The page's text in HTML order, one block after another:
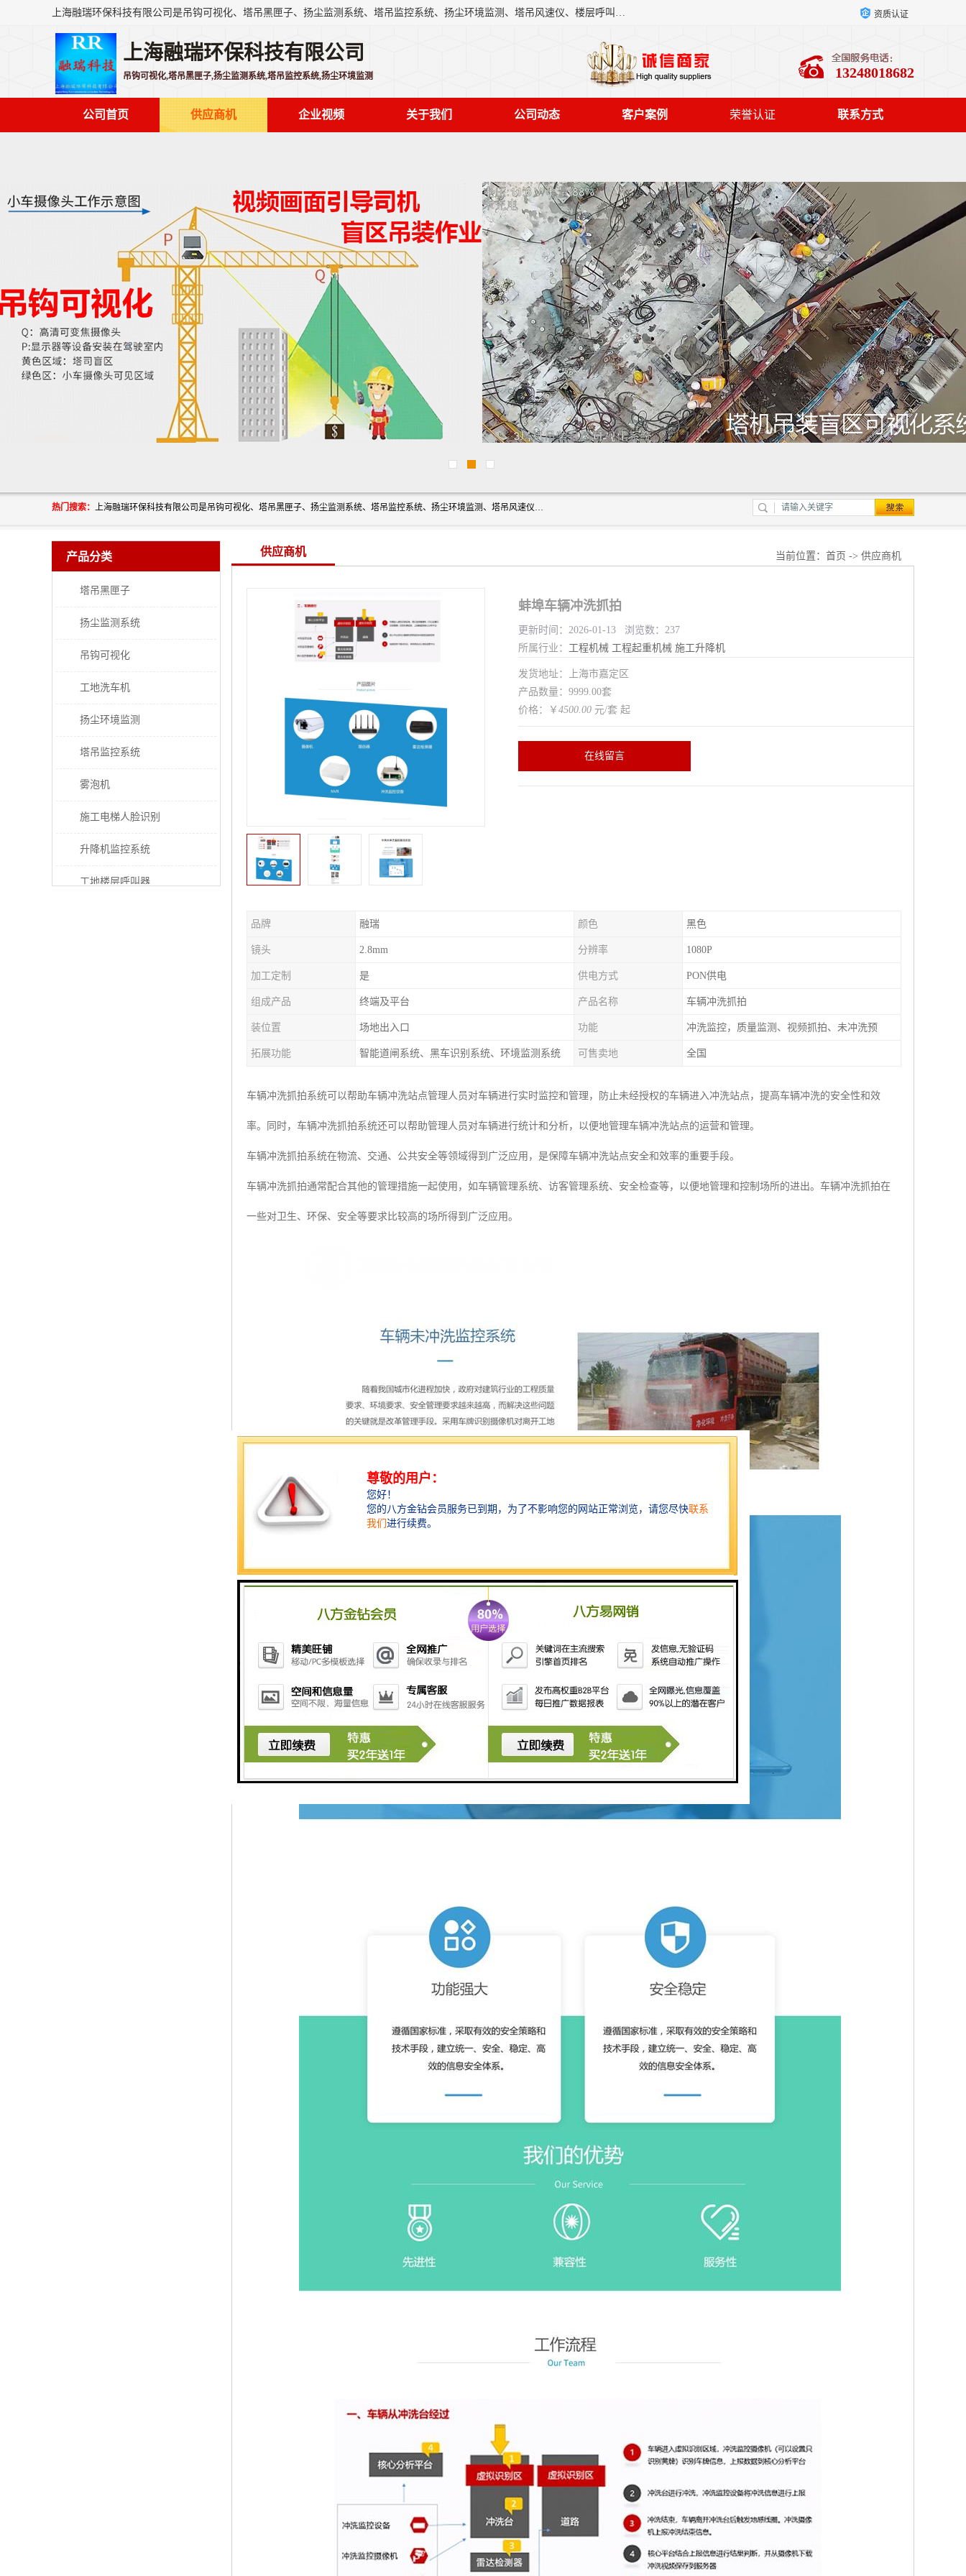
上海融瑞环保科技有限公司是吊钩可视化、塔吊黑匣子、扬尘监测系统、塔吊监控系统、扬尘环境监测、塔吊风速仪、楼层呼叫器、主令控制器、人脸识别、风速仪等一系列环保设备的研发生产销售为一体的专业化公司。 资质认证
上海融瑞环保科技有限公司
吊钩可视化,塔吊黑匣子,扬尘监测系统,塔吊监控系统,扬尘环境监测 13248018682
公司首页 供应商机 企业视频 关于我们 公司动态 客户案例 荣誉认证 联系方式
热门搜索： 上海融瑞环保科技有限公司是吊钩可视化、塔吊黑匣子、扬尘监测系统、塔吊监控系统、扬尘环境监测、塔吊风速仪、楼层呼叫器、主令控制器、人脸识别、风速仪等一系列环保设备的研发生产销售为一体的专业化公司。
产品分类
塔吊黑匣子
扬尘监测系统
吊钩可视化
工地洗车机
扬尘环境监测
塔吊监控系统
雾泡机
施工电梯人脸识别
升降机监控系统
工地楼层呼叫器
供应商机 当前位置： 首页 -> 供应商机
蚌埠车辆冲洗抓拍
更新时间：2026-01-13 浏览数：237
所属行业： 工程机械 工程起重机械 施工升降机
发货地址：上海市嘉定区
产品数量：9999.00套
价格：￥ 4500.00 元/套 起
在线留言
品牌 融瑞 颜色 黑色
镜头 2.8mm 分辨率 1080P
加工定制 是 供电方式 PON供电
组成产品 终端及平台 产品名称 车辆冲洗抓拍
装位置 场地出入口 功能 冲洗监控，质量监测、视频抓拍、未冲洗预
拓展功能 智能道闸系统、黑车识别系统、环境监测系统 可售卖地 全国
车辆冲洗抓拍系统可以帮助车辆冲洗站点管理人员对车辆进行实时监控和管理，防止未经授权的车辆进入冲洗站点，提高车辆冲洗的安全性和效
率。同时，车辆冲洗抓拍系统还可以帮助管理人员对车辆进行统计和分析，以便地管理车辆冲洗站点的运营和管理。
车辆冲洗抓拍系统在物流、交通、公共安全等领域得到广泛应用，是保障车辆冲洗站点安全和效率的重要手段。
车辆冲洗抓拍通常配合其他的管理措施一起使用，如车辆管理系统、访客管理系统、安全检查等，以便地管理和控制场所的进出。车辆冲洗抓拍在
一些对卫生、环保、安全等要求比较高的场所得到广泛应用。